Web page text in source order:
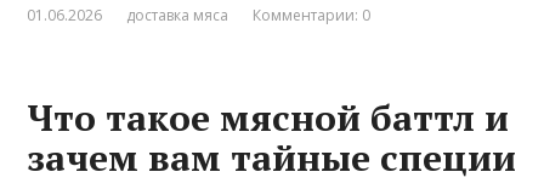
01.06.2026 доставка мяса Комментарии: 0
Что такое мясной баттл и
зачем вам тайные специи